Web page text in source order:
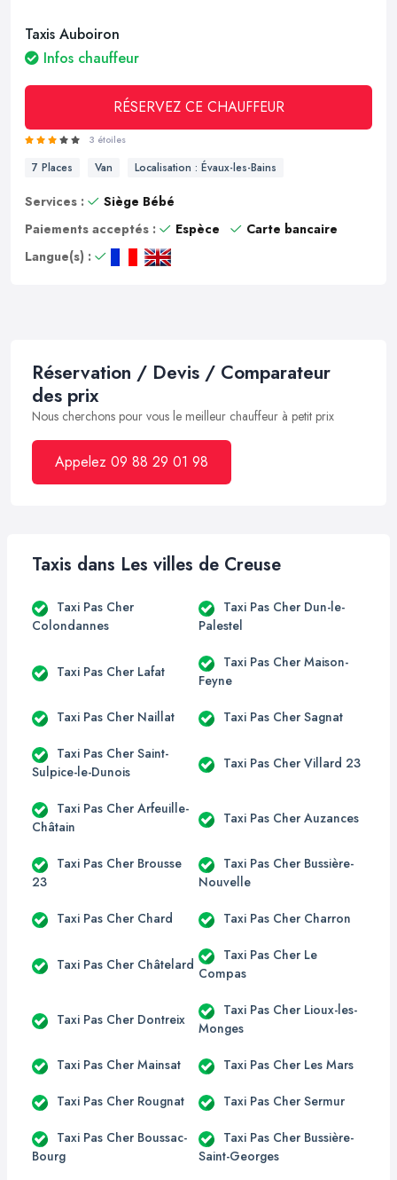
Taxis Auboiron
Infos chauffeur
RÉSERVEZ CE CHAUFFEUR
3 étoiles
7 Places Van Localisation : Évaux-les-Bains
Services :
Siège Bébé
Paiements acceptés :
Espèce
Carte bancaire
Langue(s) :
Réservation / Devis / Comparateur
des prix
Nous cherchons pour vous le meilleur chauffeur à petit prix
Appelez 09 88 29 01 98
Taxis dans Les villes de Creuse
Taxi Pas Cher
Colondannes
Taxi Pas Cher Dun-le-
Palestel
Taxi Pas Cher Lafat
Taxi Pas Cher Maison-
Feyne
Taxi Pas Cher Naillat Taxi Pas Cher Sagnat
Taxi Pas Cher Saint-
Sulpice-le-Dunois
Taxi Pas Cher Villard 23
Taxi Pas Cher Arfeuille-
Châtain
Taxi Pas Cher Auzances
Taxi Pas Cher Brousse
23
Taxi Pas Cher Bussière-
Nouvelle
Taxi Pas Cher Chard Taxi Pas Cher Charron
Taxi Pas Cher Châtelard
Taxi Pas Cher Le
Compas
Taxi Pas Cher Dontreix
Taxi Pas Cher Lioux-les-
Monges
Taxi Pas Cher Mainsat Taxi Pas Cher Les Mars
Taxi Pas Cher Rougnat Taxi Pas Cher Sermur
Taxi Pas Cher Boussac-
Bourg
Taxi Pas Cher Bussière-
Saint-Georges